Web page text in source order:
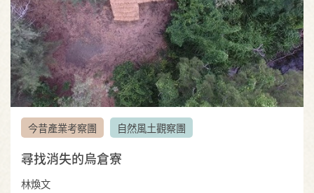
今昔產業考察團 自然風土觀察團
尋找消失的烏倉寮
林煥文